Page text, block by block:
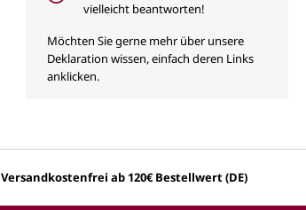
vielleicht beantworten!
Möchten Sie gerne mehr über unsere
Deklaration wissen, einfach deren Links
anklicken.
Versandkostenfrei ab 120€ Bestellwert (DE)